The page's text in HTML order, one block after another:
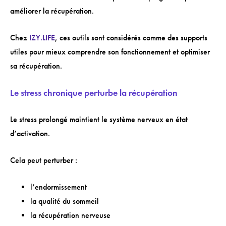
améliorer la récupération.
Chez IZY.LIFE, ces outils sont considérés comme des supports
utiles pour mieux comprendre son fonctionnement et optimiser
sa récupération.
Le stress chronique perturbe la récupération
Le stress prolongé maintient le système nerveux en état
d’activation.
Cela peut perturber :
l’endormissement
la qualité du sommeil
la récupération nerveuse